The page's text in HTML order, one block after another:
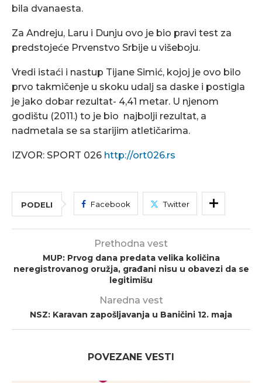
bila dvanaesta.
Za Andreju, Laru i Dunju ovo je bio pravi test za
predstojeće Prvenstvo Srbije u višeboju.
Vredi istaći i nastup Tijane Simić, kojoj je ovo bilo
prvo takmičenje u skoku udalj sa daske i postigla
je jako dobar rezultat- 4,41 metar. U njenom
godištu (2011.) to je bio najbolji rezultat, a
nadmetala se sa starijim atletičarima.
IZVOR: SPORT 026 http://ort026.rs
PODELI Facebook Twitter
Prethodna vest
MUP: Prvog dana predata velika količina
neregistrovanog oružja, građani nisu u obavezi da se
legitimišu
Naredna vest
NSZ: Karavan zapošljavanja u Baničini 12. maja
POVEZANE VESTI